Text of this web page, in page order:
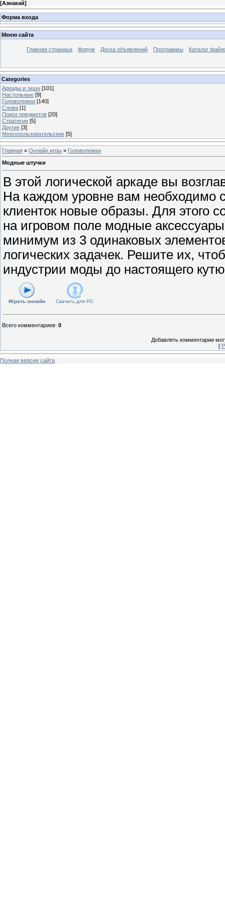
[Азнакай]
Форма входа
Меню сайта
Главная страница Форум Доска объявлений Программы Каталог
Categories
Аркады и экшн [101]
Настольные [9]
Головоломки [140]
Слова [1]
Поиск предметов [20]
Стратегии [5]
Другие [3]
Многопользовательские [5]
Главная » Онлайн игры » Головоломки
Модные штучки
В этой логической аркаде вы
На каждом уровне вам необходимо
клиенток новые образы. Для этого
на игровом поле модные
минимум из 3 одинаковых
логических задачек. Решите их,
индустрии моды до настоящего
Играть онлайн Скачать для PC
Всего комментариев: 0
Добавлять комментарии
[
Полная версия сайта